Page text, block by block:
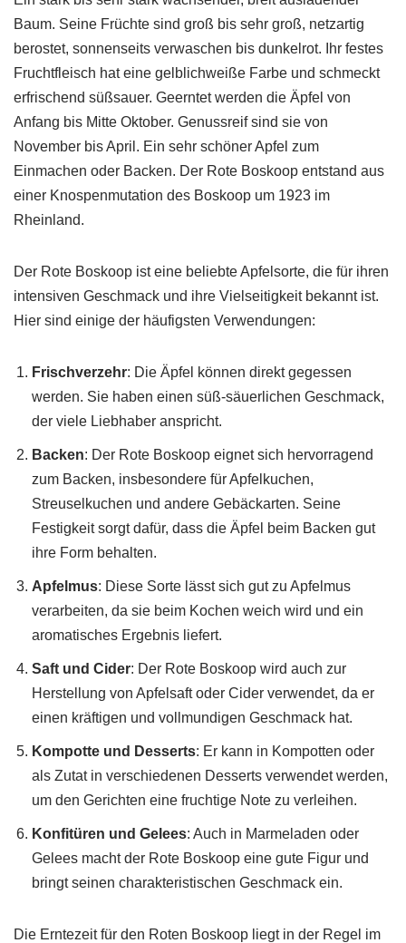
Baum. Seine Früchte sind groß bis sehr groß, netzartig
berostet, sonnenseits verwaschen bis dunkelrot. Ihr festes
Fruchtfleisch hat eine gelblichweiße Farbe und schmeckt
erfrischend süßsauer. Geerntet werden die Äpfel von
Anfang bis Mitte Oktober. Genussreif sind sie von
November bis April. Ein sehr schöner Apfel zum
Einmachen oder Backen. Der Rote Boskoop entstand aus
einer Knospenmutation des Boskoop um 1923 im
Rheinland.
Der Rote Boskoop ist eine beliebte Apfelsorte, die für ihren
intensiven Geschmack und ihre Vielseitigkeit bekannt ist.
Hier sind einige der häufigsten Verwendungen:
Frischverzehr: Die Äpfel können direkt gegessen
werden. Sie haben einen süß-säuerlichen Geschmack,
der viele Liebhaber anspricht.
Backen: Der Rote Boskoop eignet sich hervorragend
zum Backen, insbesondere für Apfelkuchen,
Streuselkuchen und andere Gebäckarten. Seine
Festigkeit sorgt dafür, dass die Äpfel beim Backen gut
ihre Form behalten.
Apfelmus: Diese Sorte lässt sich gut zu Apfelmus
verarbeiten, da sie beim Kochen weich wird und ein
aromatisches Ergebnis liefert.
Saft und Cider: Der Rote Boskoop wird auch zur
Herstellung von Apfelsaft oder Cider verwendet, da er
einen kräftigen und vollmundigen Geschmack hat.
Kompotte und Desserts: Er kann in Kompotten oder
als Zutat in verschiedenen Desserts verwendet werden,
um den Gerichten eine fruchtige Note zu verleihen.
Konfitüren und Gelees: Auch in Marmeladen oder
Gelees macht der Rote Boskoop eine gute Figur und
bringt seinen charakteristischen Geschmack ein.
Die Erntezeit für den Roten Boskoop liegt in der Regel im